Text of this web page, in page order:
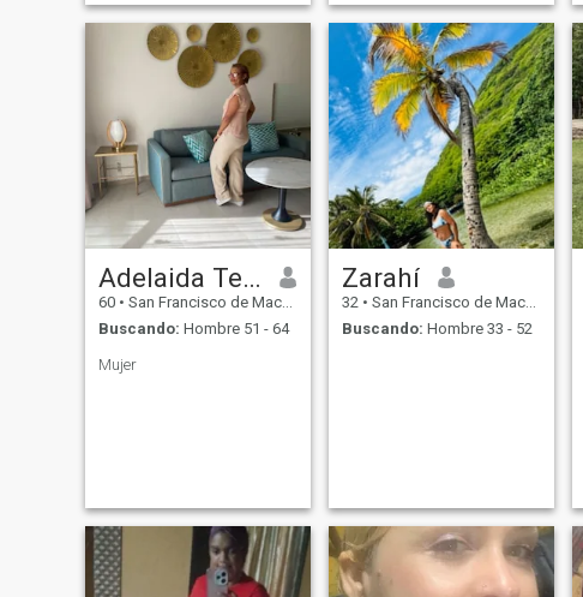
Adelaida Terrero
60 • San Francisco de Macorís, Duarte, Rep. Dominicana
Buscando: Hombre 51 - 64
Mujer
Zarahí
32 • San Francisco de Macorís, Duarte, Rep. Dominicana
Buscando: Hombre 33 - 52